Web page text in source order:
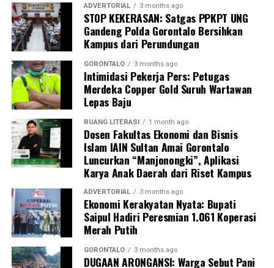
“Melalui koordinasi intensif di Rakornas ini, kami
berharap jalinan sinergi vertikal antara pusat dan
daerah semakin solid, sehingga program strategis
nasional bisa mendarat dan memberikan impak nyata di
daerah. Pohuwato memiliki modalitas potensi kelautan
yang sangat besar. Kami menyatakan kesiapan penuh
menyukseskan swasembada pangan nasional, khususnya
swasembada protein, lewat tata kelola perikanan yang
berkelanjutan,” urai Saipul A. Mbuinga.
Bupati menambahkan, hasil rumusan dari Rakornas KKP
ini akan dijadikan acuan rigid dalam menyusun
rancangan program kerja dan penganggaran APBD
Tahun 2027. Tujuannya agar akselerasi pembangunan
sektor kelautan dan perikanan di Pohuwato berjalan
lebih efektif, presisi, tepat sasaran, serta berdaya
dampak pada penguatan ekonomi daerah.
ADVERTORIAL 3 months ago
STOP KEKERASAN: Satgas PPKPT UNG
Gandeng Polda Gorontalo Bersihkan
Kampus dari Perundungan
GORONTALO 3 months ago
Intimidasi Pekerja Pers: Petugas
Merdeka Copper Gold Suruh Wartawan
Lepas Baju
RUANG LITERASI 1 month ago
Dosen Fakultas Ekonomi dan Bisnis
Islam IAIN Sultan Amai Gorontalo
Luncurkan “Manjonongki”, Aplikasi
Karya Anak Daerah dari Riset Kampus
ADVERTORIAL 3 months ago
Ekonomi Kerakyatan Nyata: Bupati
Saipul Hadiri Peresmian 1.061 Koperasi
Merah Putih
GORONTALO 3 months ago
DUGAAN ARONGANSI: Warga Sebut Pani